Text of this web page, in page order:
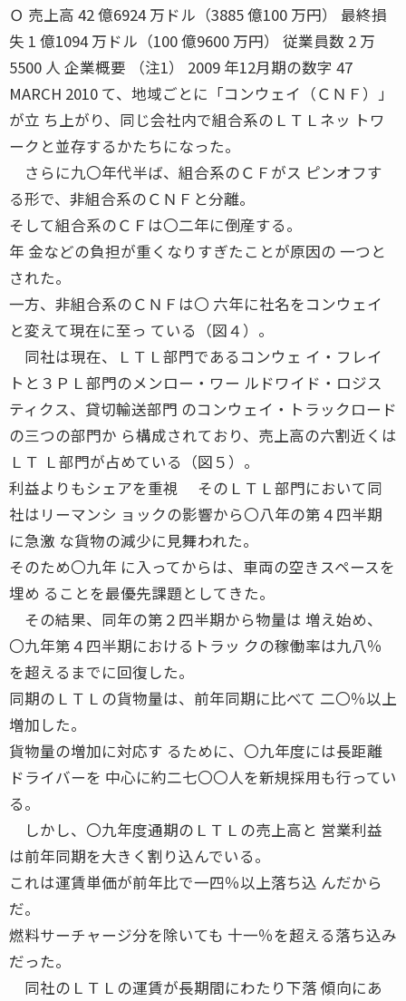
Ｏ 売上高 42 億6924 万ドル（3885 億100 万円） 最終損
失 1 億1094 万ドル（100 億9600 万円） 従業員数 2 万
5500 人 企業概要 （注1） 2009 年12月期の数字 47
MARCH 2010 て、地域ごとに「コンウェイ（ＣＮＦ）」
が立 ち上がり、同じ会社内で組合系のＬＴＬネッ トワ
ークと並存するかたちになった。
さらに九〇年代半ば、組合系のＣＦがス ピンオフす
る形で、非組合系のＣＮＦと分離。
そして組合系のＣＦは〇二年に倒産する。
年 金などの負担が重くなりすぎたことが原因の 一つと
された。
一方、非組合系のＣＮＦは〇 六年に社名をコンウェイ
と変えて現在に至っ ている（図４）。
同社は現在、ＬＴＬ部門であるコンウェ イ・フレイ
トと３ＰＬ部門のメンロー・ワー ルドワイド・ロジス
ティクス、貸切輸送部門 のコンウェイ・トラックロード
の三つの部門か ら構成されており、売上高の六割近くは
ＬＴ Ｌ部門が占めている（図５）。
利益よりもシェアを重視 そのＬＴＬ部門において同
社はリーマンシ ョックの影響から〇八年の第４四半期
に急激 な貨物の減少に見舞われた。
そのため〇九年 に入ってからは、車両の空きスペースを
埋め ることを最優先課題としてきた。
その結果、同年の第２四半期から物量は 増え始め、
〇九年第４四半期におけるトラッ クの稼働率は九八％
を超えるまでに回復した。
同期のＬＴＬの貨物量は、前年同期に比べて 二〇％以上
増加した。
貨物量の増加に対応す るために、〇九年度には長距離
ドライバーを 中心に約二七〇〇人を新規採用も行ってい
る。
しかし、〇九年度通期のＬＴＬの売上高と 営業利益
は前年同期を大きく割り込んでいる。
これは運賃単価が前年比で一四％以上落ち込 んだから
だ。
燃料サーチャージ分を除いても 十一％を超える落ち込み
だった。
同社のＬＴＬの運賃が長期間にわたり下落 傾向にあ